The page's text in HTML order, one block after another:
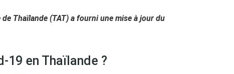
Thaïlande (TAT) a fourni une mise à jour du
19 en Thaïlande ?